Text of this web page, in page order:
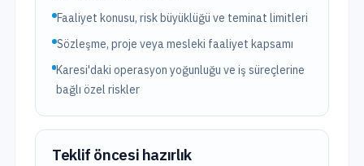
Faaliyet konusu, risk büyüklüğü ve teminat limitleri
Sözleşme, proje veya mesleki faaliyet kapsamı
Karesi'daki operasyon yoğunluğu ve iş süreçlerine
bağlı özel riskler
Teklif öncesi hazırlık